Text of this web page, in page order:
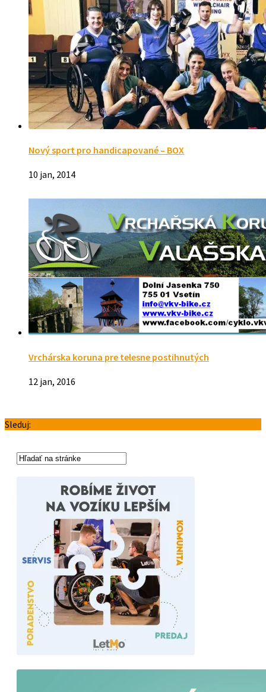
Nový sport pro handicapované – BOX
10 jan, 2014
Vrchárska koruna pre telesne postihnutých
12 jan, 2016
Sleduj: